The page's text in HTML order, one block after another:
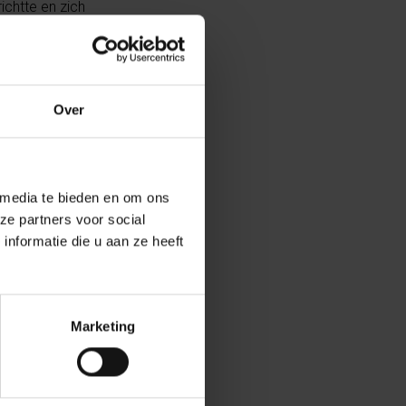
Over
te bieden en om ons
partners voor social
die u aan ze heeft
Marketing
en zich
team, die
doel op te
onderwijs ze
gebeurt ook
inkomsten uit